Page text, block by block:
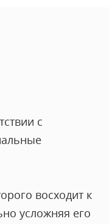
с
восходит к
усложняя его